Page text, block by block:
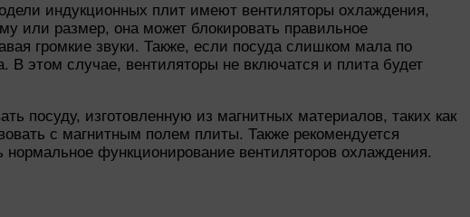
индукционных плит имеют вентиляторы охлаждения,
или размер, она может блокировать правильное
громкие звуки. Также, если посуда слишком мала по
В этом случае, вентиляторы не включатся и плита будет
посуду, изготовленную из магнитных материалов, таких как
с магнитным полем плиты. Также рекомендуется
функционирование вентиляторов охлаждения.